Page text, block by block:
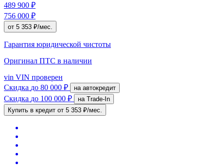
489 900 ₽
756 000 ₽
от 5 353 ₽/мес.
Гарантия юридической чистоты
Оригинал ПТС в наличии
vin VIN проверен
Скидка до 80 000 ₽ на автокредит
Скидка до 100 000 ₽
на Trade-In
Купить в кредит от 5 353 ₽/мес.